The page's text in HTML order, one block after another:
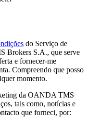
do Serviço de
Brokers S.A., que serve
e fornecer-me
Compreendo que posso
momento.
da OANDA TMS
tais como, notícias e
que forneci, por: